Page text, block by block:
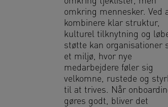
omkring mennesker. Ved
kombinere klar struktur,
kulturel tilknytning og
støtte kan organisationer
et miljø, hvor nye
medarbejdere føler sig
velkomne, rustede og
til at trives. Når
gøres godt, bliver det